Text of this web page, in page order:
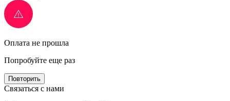
Оплата не прошла
Попробуйте еще раз
Повторить
Связаться с нами